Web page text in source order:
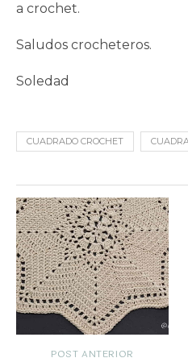
a crochet.
Saludos crocheteros.
Soledad
CUADRADO CROCHET
POST ANTERIOR